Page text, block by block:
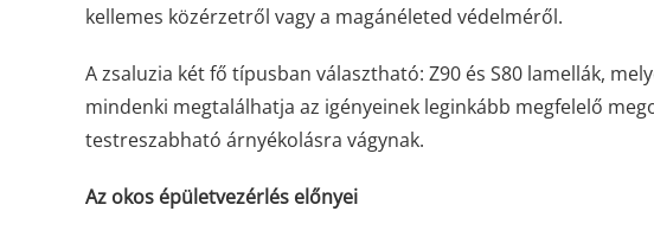
kellemes közérzetről vagy a magánéleted védelméről.
A zsaluzia két fő típusban választható: Z90 és S80 lamellák,
mindenki megtalálhatja az igényeinek leginkább megfelelő
testreszabható árnyékolásra vágynak.
Az okos épületvezérlés előnyei